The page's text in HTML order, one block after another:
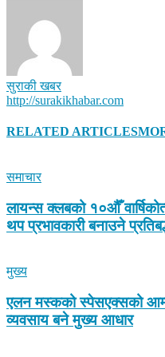
सुराकी खबर
http://surakikhabar.com
RELATED ARTICLES
समाचार
लायन्स क्लबको १०औँ
थप प्रभावकारी बनाउने
मुख्य
एलन मस्कको स्पेसएक्सको
व्यवसाय बने मुख्य आधार